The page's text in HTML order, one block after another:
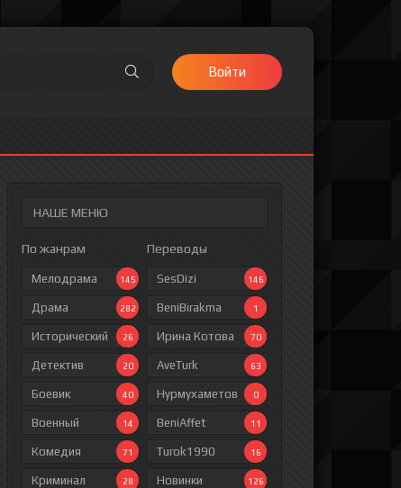
Войти
НАШЕ МЕНЮ
По жанрам
Мелодрама 145
Драма 282
Исторический 26
Детектив 20
Боевик 40
Военный 14
Комедия 71
Криминал 28
Переводы
SesDizi 146
BeniBirakma 1
Ирина Котова 70
AveTurk 63
Нурмухаметов 0
BeniAffet 11
Turok1990 16
Новинки 126